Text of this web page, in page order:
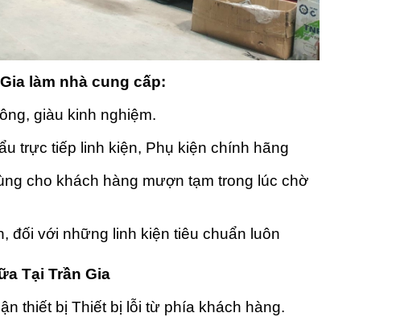
làm nhà cung cấp:
giàu kinh nghiệm.
trực tiếp linh kiện, Phụ kiện chính hãng
cho khách hàng mượn tạm trong lúc chờ
đối với những linh kiện tiêu chuẩn luôn
Tại Trần Gia
thiết bị Thiết bị lỗi từ phía khách hàng.